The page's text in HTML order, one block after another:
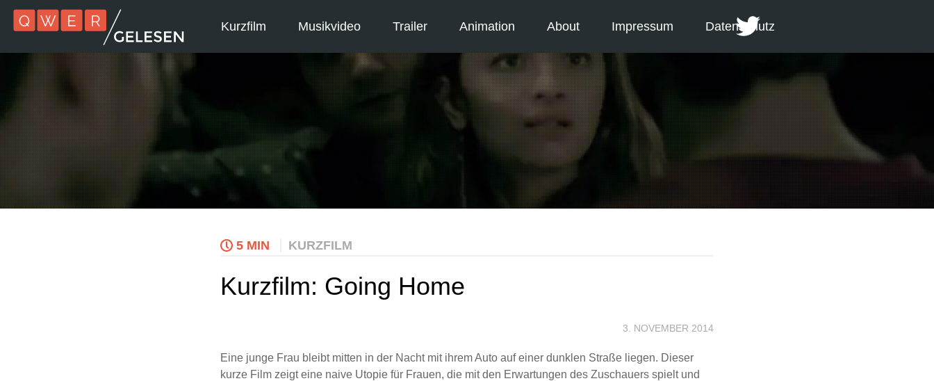
Kurzfilm Musikvideo Trailer Animation About Impressum Datenschutz
5 MIN KURZFILM
Kurzfilm: Going Home
3. NOVEMBER 2014
Eine junge Frau bleibt mitten in der Nacht mit ihrem Auto auf einer dunklen Straße liegen. Dieser
kurze Film zeigt eine naive Utopie für Frauen, die mit den Erwartungen des Zuschauers spielt und